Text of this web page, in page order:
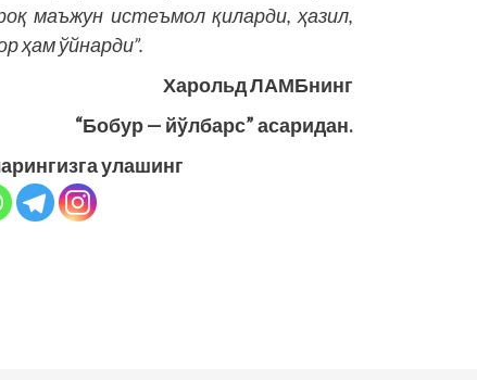
маъжун истеъмол қиларди, ҳазил,
ҳам ўйнарди”.
Харольд ЛАМБнинг
“Бобур — йўлбарс” асаридан.
улашинг